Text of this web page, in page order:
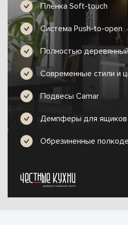
Плёнка Soft-touch
Система Push-to-open
Полностью
Современные стили и
Подвесы Camar
Демпферы для ящиков
Обрезиненные